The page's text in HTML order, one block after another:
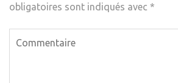
obligatoires sont indiqués avec *